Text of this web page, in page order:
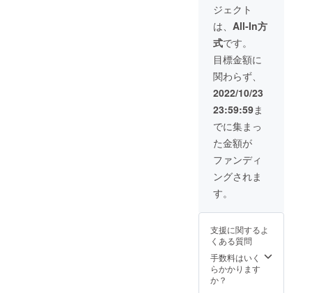
さい。
https://
www.yo
om/wat
ch?
v=XGP
P7LuXy
zQ
なりま
す。 ま
たLE
PETIT
PARISI
ENオリ
ジナル
の蔵書
余白等
に貼り
付けて
所有者
を示す
道具)が
特典で
余白部
分にご
自身の
お名前
を書い
て使用
仕様に
関して
は、
5000円
のリ
ターン
よりご
確認願
いま
す。 ま
たLE
PETIT
PARISI
ENオリ
ジナル
の蔵書
に貼り
付けて
所有者
を示す
道具)が
特典で
内容と
しまし
ては、
装幀お
よび蔵
書票、
その他
私が普
段考え
ている
あれこ
れをま
とめた
ものと
なりま
す。 ※
当時刊
た「本
物の」
新聞を
使用し
ており
ジェクト
は、 All-In方
式です。
目標金額に
関わらず、
2022/10/23
23:59:59ま
でに集まっ
た金額が
ファンディ
ングされま
す。
支援に関するよ
くある質問
手数料はいく
らかかります
か？